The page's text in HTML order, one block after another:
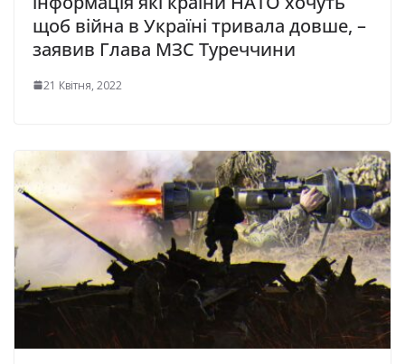
щоб війна в Україні тривала довше, –
заявив Глава МЗС Туреччини
21 Квітня, 2022